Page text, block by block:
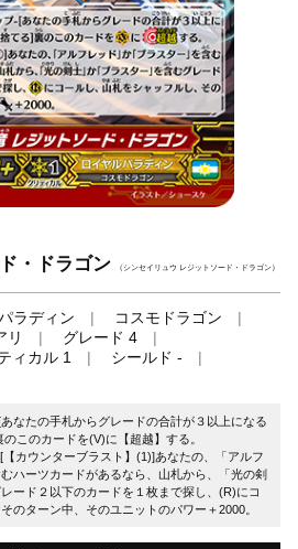
・ドラゴン （シンセイリュウ レジットソード・ドラゴン）
ラディン
コスモドラゴン
リ
グレード 4
ィカル 1
シールド -
なたの手札からグレードの合計が３以上になる
このカードを(V)に【超越】する。
【カウンターブラスト】(1)]あなたの、「アルフ
ハーツカードがあるなら、山札から、「光の剣
ード２以下のカードを１枚まで探し、(R)にコ
のターン中、そのユニットのパワー＋2000。